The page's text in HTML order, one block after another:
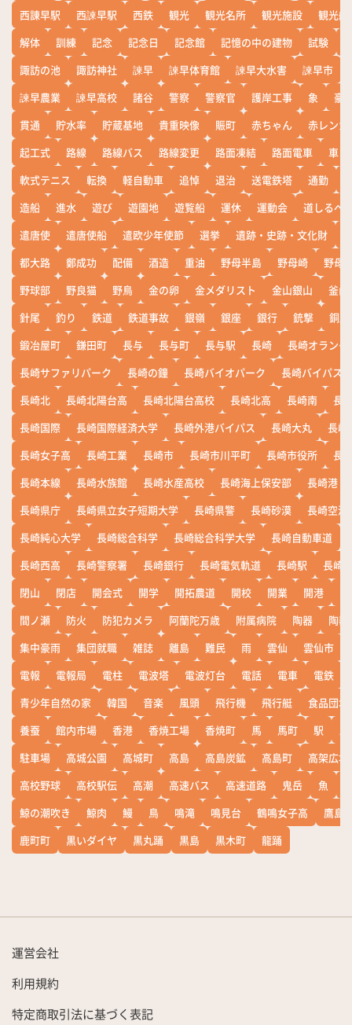
西諌早駅
西諫早駅 西鉄 観光 観光名所 観光施設
観光船
解体
訓練 記念 記念日 記念館 記憶の中の建物 試験
諏訪の池
諏訪神社 諫早 諫早体育館 諫早大水害 諫早市
諫早農業
諫早高校 諸谷 警察 警察官 護岸工事 象
豪
貫通
貯水率 貯蔵基地 貴重映像 賑町 赤ちゃん
赤レンガ
起工式
路線 路線バス 路線変更 路面凍結 路面電車
車
軟式テニス
転換 軽自動車 追悼 退治 送電鉄塔 通勤
造船
進水 遊び 遊園地 遊覧船 運休 運動会
道しるべ
遣唐使
遣唐使船 遣欧少年使節 選挙 遺跡・史跡・文化財
都大路
鄭成功 配備 酒造 重油 野母半島 野母崎
野母
野球部
野良猫 野鳥 金の卵 金メダリスト 金山銀山
釜山
針尾
釣り 鉄道 鉄道事故 銀嶺 銀座 銀行 銃撃
銅座
鍛冶屋町
鎌田町 長与 長与町 長与駅 長崎
長崎オランダ
長崎サファリパーク
長崎の鐘 長崎バイオパーク
長崎バイパス
長崎北
長崎北陽台高 長崎北陽台高校 長崎北高 長崎南
長
長崎国際
長崎国際経済大学 長崎外港バイパス 長崎大丸
長崎
長崎女子高
長崎工業 長崎市 長崎市川平町 長崎市役所
長
長崎本線
長崎水族館 長崎水産高校 長崎海上保安部
長崎港
長崎県庁
長崎県立女子短期大学 長崎県警 長崎砂漠
長崎空港
長崎純心大学
長崎総合科学 長崎総合科学大学 長崎自動車道
長崎西高
長崎警察署 長崎銀行 長崎電気軌道 長崎駅
長崎
閉山
閉店 開会式 開学 開拓農道 開校 開業 開港
間ノ瀬
防火 防犯カメラ 阿蘭陀万歳 附属病院 陶器
陶器
集中豪雨
集団就職 雑誌 離島 難民 雨 雲仙 雲仙市
電報
電報局 電柱 電波塔 電波灯台 電話 電車 電鉄
青少年自然の家
韓国 音楽 風頭 飛行機 飛行艇
食品団地
養蚕
館内市場 香港 香焼工場 香焼町 馬 馬町 駅
駐車場
高城公園 高城町 高島 高島炭鉱 高島町
高架広場
高校野球
高校駅伝 高潮 高速バス 高速道路 鬼岳 魚
鯨の潮吹き
鯨肉 鰻 鳥 鳴滝 鳴見台 鶴鳴女子高
鷹島
鹿町町
黒いダイヤ 黒丸踊 黒島 黒木町 龍踊
運営会社
利用規約
特定商取引法に基づく表記